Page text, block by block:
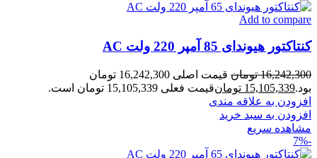
Add to compare
کنتاکتور هیوندای 85 آمپر 220 ولت AC
16,242,300 تومان
قیمت اصلی 16,242,300 تومان
بود.15,105,339 تومانقیمت فعلی 15,105,339 تومان است.
افزودن به علاقه مندی
افزودن به سبد خرید
مشاهده سریع
-7%